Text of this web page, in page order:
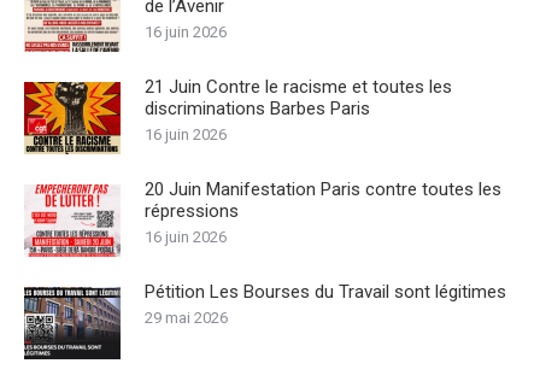
de l’Avenir
16 juin 2026
21 Juin Contre le racisme et toutes les
discriminations Barbes Paris
16 juin 2026
20 Juin Manifestation Paris contre toutes les
répressions
16 juin 2026
Pétition Les Bourses du Travail sont légitimes
29 mai 2026